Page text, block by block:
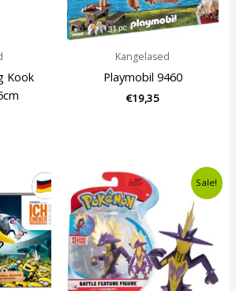
Kook
Kangelased
Playmobil 9460
€19,35
Sale!
Algne
hind
oli:
€7,99.
Current
price
€6,99.